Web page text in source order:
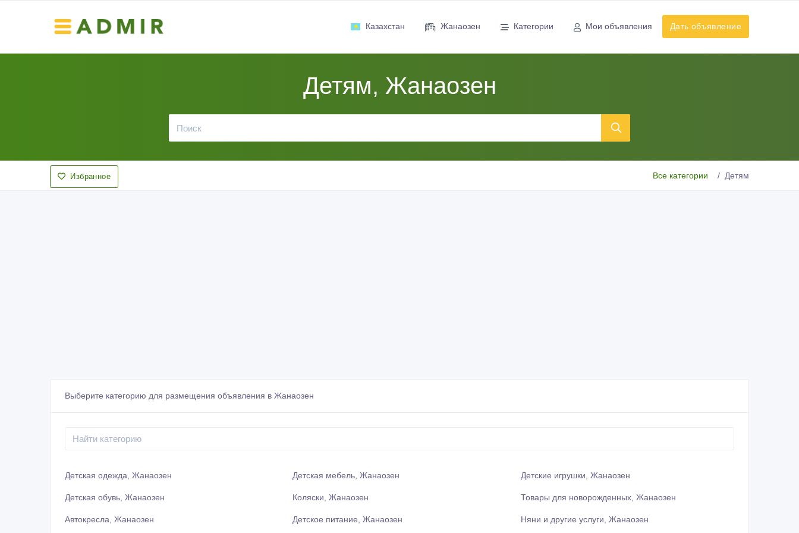
Казахстан Жанаозен Категории Мои объявления Дать объявление
Детям, Жанаозен
Избранное Все категории Детям
Выберите категорию для размещения объявления в Жанаозен
Детская одежда, Жанаозен
Детская обувь, Жанаозен
Автокресла, Жанаозен
Детская мебель, Жанаозен
Коляски, Жанаозен
Детское питание, Жанаозен
Детские игрушки, Жанаозен
Товары для новорожденных, Жанаозен
Няни и другие услуги, Жанаозен